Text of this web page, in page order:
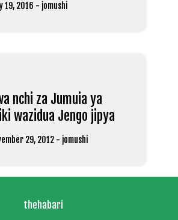
19, 2016 - jomushi
nchi za Jumuia ya
wazidua Jengo jipya
29, 2012 - jomushi
thehabari